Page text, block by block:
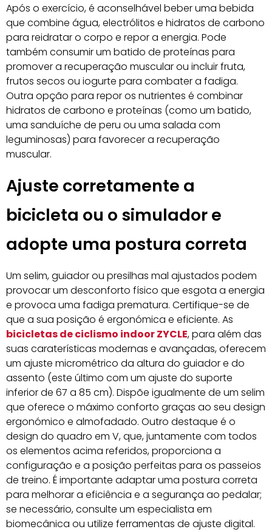
Após o exercício, é aconselhável beber uma bebida
que combine água, electrólitos e hidratos de carbono
para reidratar o corpo e repor a energia. Pode
também consumir um batido de proteínas para
promover a recuperação muscular ou incluir fruta,
frutos secos ou iogurte para combater a fadiga.
Outra opção para repor os nutrientes é combinar
hidratos de carbono e proteínas (como um batido,
uma sanduíche de peru ou uma salada com
leguminosas) para favorecer a recuperação
muscular.
Ajuste corretamente a
bicicleta ou o simulador e
adopte uma postura correta
Um selim, guiador ou presilhas mal ajustados podem
provocar um desconforto físico que esgota a energia
e provoca uma fadiga prematura. Certifique-se de
que a sua posição é ergonómica e eficiente. As
bicicletas de ciclismo indoor ZYCLE, para além das
suas caraterísticas modernas e avançadas, oferecem
um ajuste micrométrico da altura do guiador e do
assento (este último com um ajuste do suporte
inferior de 67 a 85 cm). Dispõe igualmente de um selim
que oferece o máximo conforto graças ao seu design
ergonómico e almofadado. Outro destaque é o
design do quadro em V, que, juntamente com todos
os elementos acima referidos, proporciona a
configuração e a posição perfeitas para os passeios
de treino. É importante adaptar uma postura correta
para melhorar a eficiência e a segurança ao pedalar;
se necessário, consulte um especialista em
biomecânica ou utilize ferramentas de ajuste digital.